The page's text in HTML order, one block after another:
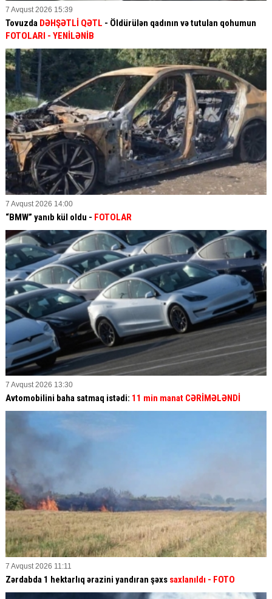
7 Avqust 2026 15:39
Tovuzda DƏHŞƏTLİ QƏTL - Öldürülən qadının və tutulan qohumun
FOTOLARI - YENİLƏNİB
7 Avqust 2026 14:00
“BMW” yanıb kül oldu - FOTOLAR
7 Avqust 2026 13:30
Avtomobilini baha satmaq istədi: 11 min manat CƏRİMƏLƏNDİ
7 Avqust 2026 11:11
Zərdabda 1 hektarlıq ərazini yandıran şəxs saxlanıldı - FOTO